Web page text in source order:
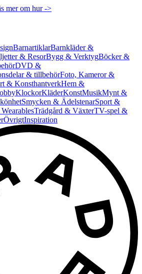
mer om hur ->
BarnartiklarBarnkläder &
& ResorBygg & VerktygBöcker &
DVD &
& tillbehörFoto, Kameror &
& KonsthantverkHem &
KlockorKläderKonstMusikMynt &
Smycken & ÄdelstenarSport &
Trädgård & VäxterTV-spel &
ÖvrigtInspiration